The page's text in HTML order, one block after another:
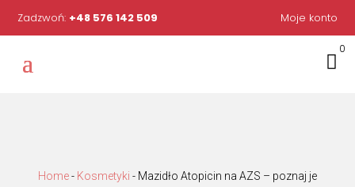
Zadzwoń: +48 576 142 509 Moje konto

0
Home- Kosmetyki - Mazidło Atopicin na AZS – poznaj je